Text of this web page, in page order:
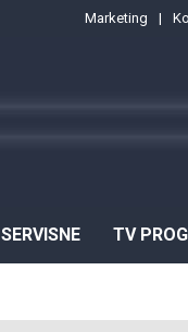
Marketing
SERVISNE TV